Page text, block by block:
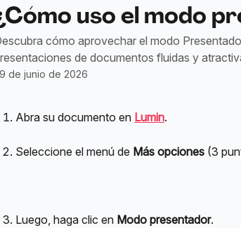
uso el modo
cómo aprovechar el modo
de documentos fluidas y
de junio de 2026
Abra su documento en Lumin.
Seleccione el menú de Más opciones (3
Luego, haga clic en Modo presentador.